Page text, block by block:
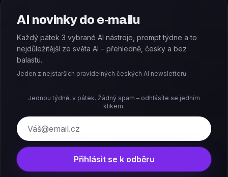
AI novinky do e-mailu
Každý pátek 3 vybrané AI nástroje, prompt týdne a to
nejdůležitější ze světa AI – přehledně, česky a bez
balastu.
Jeden z nejstarších pravidelných českých AI newsletterů.
Jednou týdně, v pátek. Žádný spam – odhlásíte se jedním
klikem.
E-mail
Přihlásit se k odběru